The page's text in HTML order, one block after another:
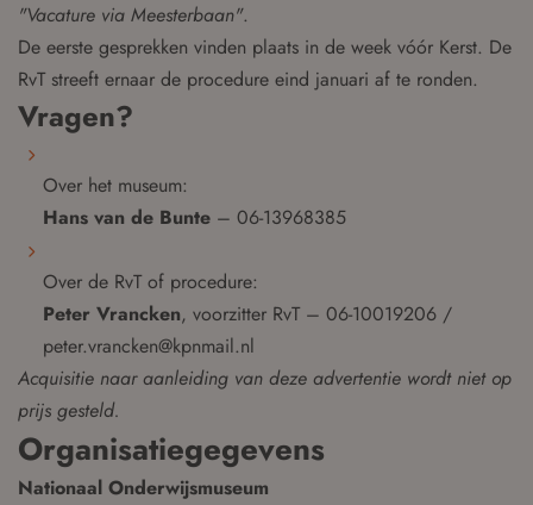
"Vacature via Meesterbaan".
De eerste gesprekken vinden plaats in de week vóór Kerst. De
RvT streeft ernaar de procedure eind januari af te ronden.
Vragen?
Over het museum:
Hans van de Bunte– 06-13968385
Over de RvT of procedure:
Peter Vrancken, voorzitter RvT – 06-10019206 /
peter.vrancken@kpnmail.nl
Acquisitie naar aanleiding van deze advertentie wordt niet op
prijs gesteld.
Organisatiegegevens
Nationaal Onderwijsmuseum